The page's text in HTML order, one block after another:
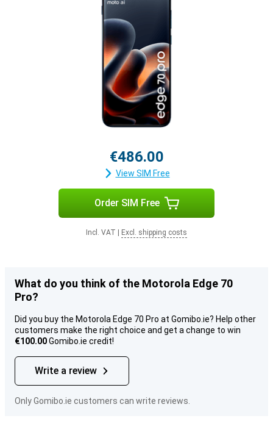
€486.00
View SIM Free
Order SIM Free
Incl. VAT Excl. shipping costs
What do you think of the Motorola Edge 70
Pro?
Did you buy the Motorola Edge 70 Pro at Gomibo.ie? Help other
customers make the right choice and get a change to win
€100.00Gomibo.ie credit!
Write a review
Only Gomibo.ie customers can write reviews.